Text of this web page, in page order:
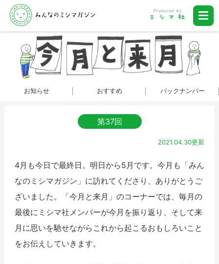
お知らせ おすすめ バックナンバー
第37回
2021.04.30更新
4月も今日で最終日。明日から5月です。今月も「みん
なのミシマガジン」に訪れてくださり、ありがとうご
ざいました。「今月と来月」のコーナーでは、毎月の
最後にミシマ社メンバーが今月を振り返り、そして来
月に思いを馳せながらこれから起こるおもしろいこと
をお伝えしていきます。